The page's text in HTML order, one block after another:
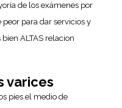
de los exámenes por
peor para dar servicios y
ALTAS relacion
varices
pies el medio de